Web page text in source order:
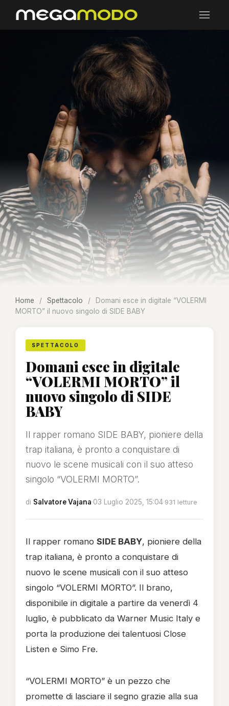
Home / Spettacolo /
Domani esce in digitale “VOLERMI
MORTO” il nuovo singolo di SIDE BABY
SPETTACOLO
Domani esce in digitale
“VOLERMI MORTO” il
nuovo singolo di SIDE
BABY
Il rapper romano SIDE BABY, pioniere della
trap italiana, è pronto a conquistare di
nuovo le scene musicali con il suo atteso
singolo “VOLERMI MORTO”.
di Salvatore Vajana·03 Luglio 2025, 15:04·931 letture
Il rapper romano SIDE BABY, pioniere della
trap italiana, è pronto a conquistare di
nuovo le scene musicali con il suo atteso
singolo “VOLERMI MORTO”. Il brano,
disponibile in digitale a partire da venerdì 4
luglio, è pubblicato da Warner Music Italy e
porta la produzione dei talentuosi Close
Listen e Simo Fre.
“VOLERMI MORTO” è un pezzo che
promette di lasciare il segno grazie alla sua